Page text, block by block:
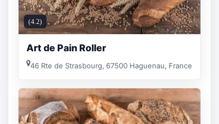
(4.2)
Art de Pain Roller
46 Rte de Strasbourg, 67500 Haguenau, France